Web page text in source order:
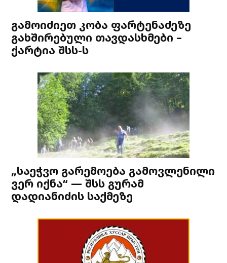
გამოიძიეთ კობა ფარტენაძეზე
გახშირებული თავდასხმები –
ქარტია შსს-ს
„საეჭვო გარემოება გამოვლენილი
ვერ იქნა“ — შსს გურამ
დადიანიძის საქმეზე